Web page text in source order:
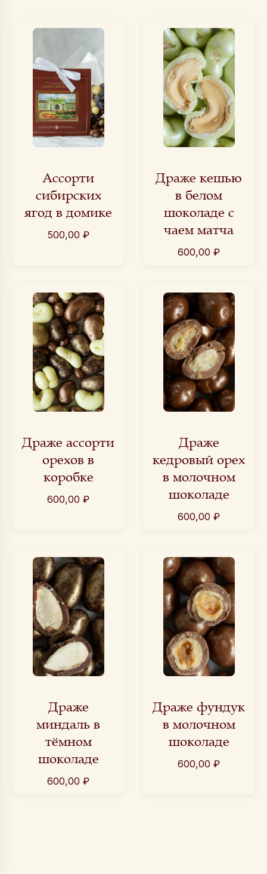
Ассорти
сибирских
ягод в домике
500,00 ₽
Драже кешью
в белом
шоколаде с
чаем матча
600,00 ₽
Драже ассорти
орехов в
коробке
600,00 ₽
Драже
кедровый орех
в молочном
шоколаде
600,00 ₽
Драже
миндаль в
тёмном
шоколаде
600,00 ₽
Драже фундук
в молочном
шоколаде
600,00 ₽